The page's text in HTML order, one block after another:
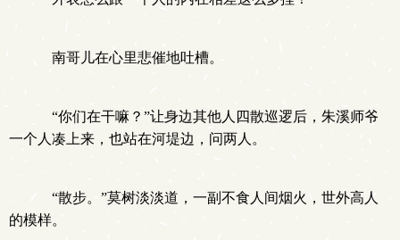
南哥儿在心里悲催地吐槽。
“你们在干嘛？”让身边其他人四散巡逻后，朱溪师爷
一个人凑上来，也站在河堤边，问两人。
“散步。”莫树淡淡道，一副不食人间烟火，世外高人
的模样。